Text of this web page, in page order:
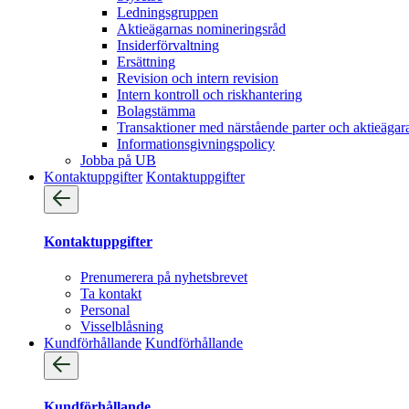
Ledningsgruppen
Aktieägarnas nomineringsråd
Insiderförvaltning
Ersättning
Revision och intern revision
Intern kontroll och riskhantering
Bolagstämma
Transaktioner med närstående parter och
Informationsgivningspolicy
Jobba på UB
Kontaktuppgifter Kontaktuppgifter
Kontaktuppgifter
Prenumerera på nyhetsbrevet
Ta kontakt
Personal
Visselblåsning
Kundförhållande Kundförhållande